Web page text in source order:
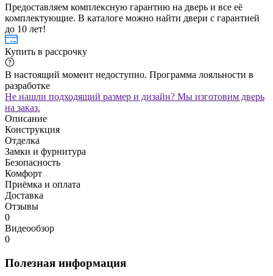
Предоставляем комплексную гарантию на дверь и все её
комплектующие. В каталоге можно найти двери с гарантией
до 10 лет!
Купить в рассрочку
В настоящий момент недоступно. Программа лояльности в
разработке
Не нашли подходящий размер и дизайн? Мы изготовим дверь
на заказ.
Описание
Конструкция
Отделка
Замки и фурнитура
Безопасность
Комфорт
Приёмка и оплата
Доставка
Отзывы
0
Видеообзор
0
Полезная информация